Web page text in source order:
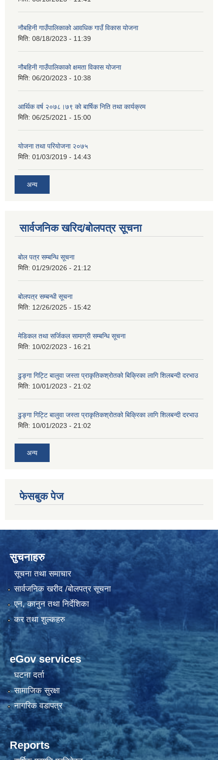
नौबहिनी गाउँपालिकाको आवधिक गाउँ विकास योजना
मिति: 08/18/2023 - 11:39
नौबहिनी गाउँपालिकाको क्षमता विकास योजना
मिति: 06/20/2023 - 10:38
आर्थिक वर्ष २०७८।७९ काे बार्षिक निति तथा कार्यक्रम
मिति: 06/25/2021 - 15:00
याेजना तथा परियाेजना २०७५
मिति: 01/03/2019 - 14:43
अन्य
सार्वजनिक खरिद/बोलपत्र सूचना
बोल पत्र सम्बन्धि सूचना
मिति: 01/29/2026 - 21:12
बोलपत्र सम्बन्धी सूचना
मिति: 12/26/2025 - 15:42
मेडिकल तथा सर्जिकल सामाग्री सम्बन्धि सूचना
मिति: 10/02/2023 - 16:21
ढुङ्गा गिट्टि बालुवा जस्ता प्राकृतिकश्रोतको बिक्रिका लागि शिलबन्दी दरभाउ
मिति: 10/01/2023 - 21:02
ढुङ्गा गिट्टि बालुवा जस्ता प्राकृतिकश्रोतको बिक्रिका लागि शिलबन्दी दरभाउ
मिति: 10/01/2023 - 21:02
अन्य
फेसबुक पेज
सुचनाहरु
सूचना तथा समाचार
सार्वजनिक खरीद /बोलपत्र सूचना
एन, कानुन तथा निर्देशिका
कर तथा शुल्कहरु
eGov services
घटना दर्ता
सामाजिक सुरक्षा
नागरिक वडापत्र
Reports